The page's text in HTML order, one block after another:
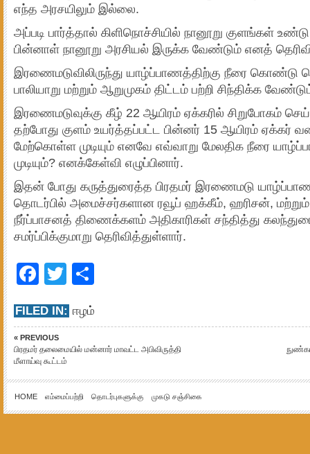
எந்த அரசயிலும் இல்லை.
அப்படி பார்த்தால் கிளிநொச்சியில் நானூறு குளங்கள்
பின்னாள் நானூறு அரசியல் இருக்க வேண்டும் எனத்
இரணைமடுவிலிருந்து யாழ்ப்பாணத்திற்கு நீரை கொண்டு
பாலியாறு மற்றும் ஆறுமுகம் திட்டம் பற்றி சிந்திக்க
இரணைமடுவுக்கு கீழ் 22 ஆயிரம் ஏக்கரில் சிறுபோகம்
தற்போது குளம் உயர்த்தப்பட்ட பின்னர் 15 ஆயிரம் ஏக்கர்
மேற்கொள்ள முடியும் எனவே எவ்வாறு மேலதிக நீரை
முடியும்? எனக்கேள்வி எழுப்பினார்.
இதன் போது கருத்துரைத்த பிரதமர் இரணைமடு
தொடர்பில் அமைச்சர்களான ரவூப் ஹக்கீம், ஹரிசன்,
நீர்ப்பாசனத் திணைக்களம் அதிகாரிகள் சந்தித்து
சமர்ப்பிக்குமாறு தெரிவித்துள்ளார்.
Facebook
Twitter
FILED IN: ஈழம்
« PREVIOUS
பிரதமர் தலைமையில் மன்னார் மாவட்ட அபிவிருத்தி
மீளாய்வு கூட்டம்
HOME எம்மைப்பற்றி தொடர்புகளுக்கு முகடு சஞ்சிகை